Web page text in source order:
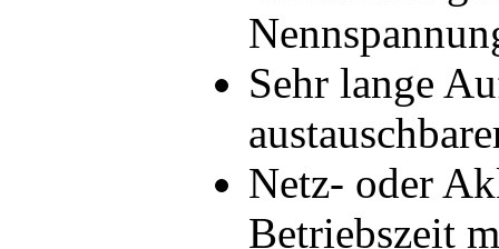
Sehr lange
Netz- oder
Betriebszeit